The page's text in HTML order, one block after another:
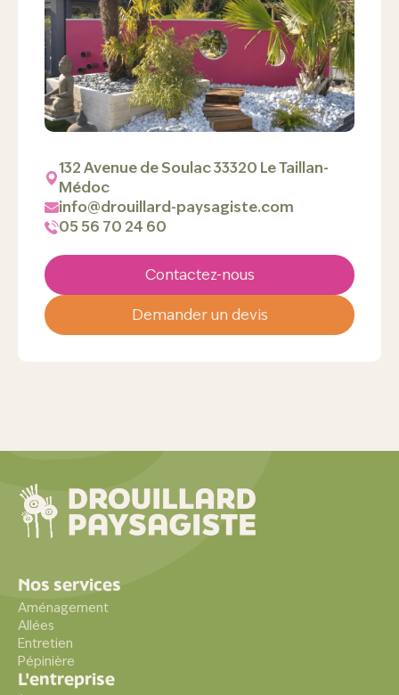
132 Avenue de Soulac 33320 Le Taillan-
Médoc
info@drouillard-paysagiste.com
05 56 70 24 60
Contactez-nous
Demander un devis
Nos services
Aménagement
Allées
Entretien
Pépinière
L'entreprise